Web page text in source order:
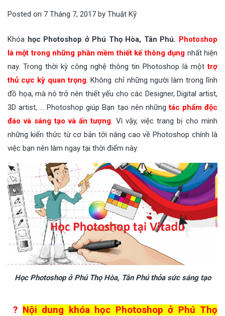
Posted on 7 Tháng 7, 2017 by Thuật Kỹ
Khóa học Photoshop ở Phú Thọ Hòa, Tân Phú. Photoshop
là một trong những phần mềm thiết kế thông dụng nhất hiện
nay. Trong thời kỳ công nghệ thông tin Photoshop là mộttrợ
thủ cực kỳ quan trọng . Không chỉ những người làm trong lĩnh
đồ họa, mà nó trở nên thiết yếu cho các Designer, Digital artist,
3D artist, … Photoshop giúp Bạn tạo nên nhữngtác phẩm độc
đáo và sáng tạo và ấn tượng . Vì vậy, việc trang bị cho mình
những kiến thức từ cơ bản tới nâng cao về Photoshop chính là
việc bạn nên làm ngay tại thời điểm này.
Học Photoshop ở Phú Thọ Hòa, Tân Phú thỏa sức sáng tạo
? Nội dung khóa học Photoshop ở Phú Thọ